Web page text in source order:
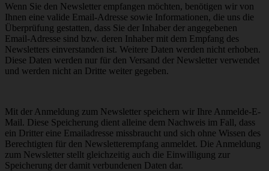
Wenn Sie den Newsletter empfangen möchten, benötigen wir von
Ihnen eine valide Email-Adresse sowie Informationen, die uns die
Überprüfung gestatten, dass Sie der Inhaber der angegebenen
Email-Adresse sind bzw. deren Inhaber mit dem Empfang des
Newsletters einverstanden ist. Weitere Daten werden nicht erhoben.
Diese Daten werden nur für den Versand der Newsletter verwendet
und werden nicht an Dritte weiter gegeben.
Mit der Anmeldung zum Newsletter speichern wir Ihre Anmelde-E-
Mail. Diese Speicherung dient alleine dem Nachweis im Fall, dass
ein Dritter eine Emailadresse missbraucht und sich ohne Wissen des
Berechtigten für den Newsletterempfang anmeldet. Die Anmeldung
zum Newsletter stellt gleichzeitig auch die Einwilligung zur
Speicherung der damit verbundenen Daten dar.